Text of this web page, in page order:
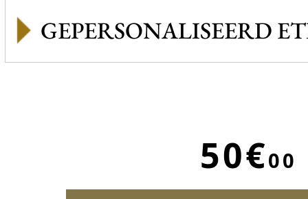
GEPERSONALISEERD
50€00